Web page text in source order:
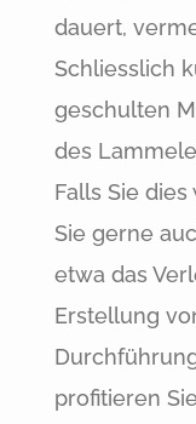
dauert,
Schliesslich
geschulten
des
Falls Sie
Sie gerne
etwa das
Erstellung
profitieren